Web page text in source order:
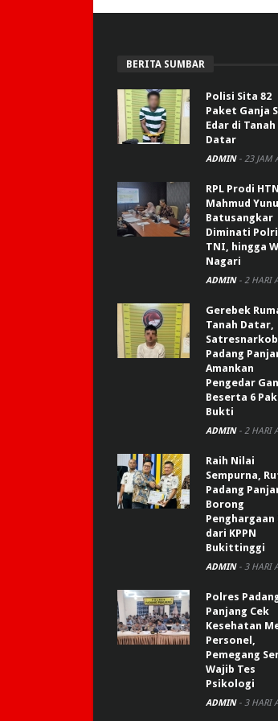
BERITA SUMBAR
Polisi Sita 82
Paket Ganja
Edar di Tanah
Datar
ADMIN - 23 JAM
RPL Prodi
Mahmud
Batusangkar
Diminati Polri,
TNI, hingga
Nagari
ADMIN - 2 HARI
Gerebek
Tanah Datar,
Padang
Amankan
Pengedar
Beserta 6
Bukti
ADMIN - 2 HARI
Raih Nilai
Sempurna,
Padang
Borong
Penghargaan
dari KPPN
Bukittinggi
ADMIN - 3 HARI
Polres
Panjang Cek
Kesehatan
Personel,
Pemegang
Wajib Tes
Psikologi
ADMIN - 3 HARI